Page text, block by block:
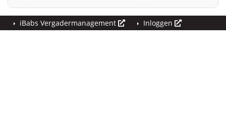
iBabs Vergadermanagement Inloggen